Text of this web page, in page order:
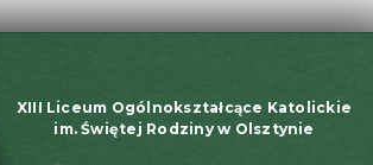
XIII Liceum Ogólnokształcące Katolickie
im. Świętej Rodziny w Olsztynie